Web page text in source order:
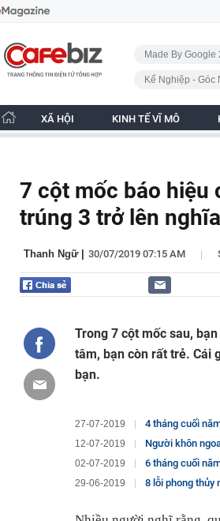
CafeBiz - Trang chủ
Made By Google
Kế Nghiệp - Góc
XÃ HỘI KINH TẾ VĨ MÔ
7 cột mốc báo hiệu
trúng 3 trở lên
Thanh Ngữ| 30/07/2019 07:15 AM |
Trong 7 cột mốc sau,
tâm, bạn còn rất trẻ. Cái
bạn.
27-07-2019 4 tháng cuối
12-07-2019 Người khôn ngoan
02-07-2019 6 tháng cuối
29-06-2019 8 lỗi phong thủy